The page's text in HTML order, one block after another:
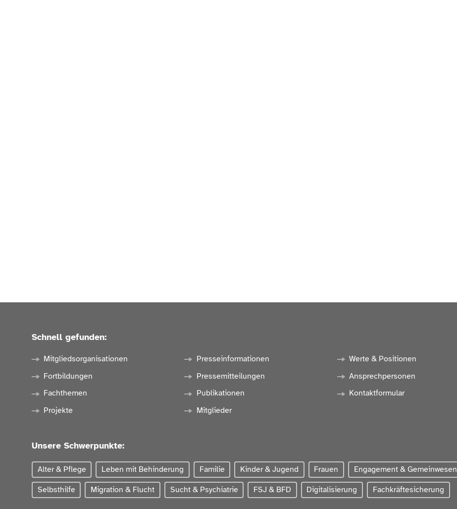
Schnell gefunden:
Mitgliedsorganisationen
Fortbildungen
Fachthemen
Projekte
Presseinformationen
Pressemitteilungen
Publikationen
Mitglieder
Werte & Positionen
Ansprechpersonen
Kontaktformular
Unsere Schwerpunkte:
Alter & Pflege Leben mit Behinderung Familie Kinder & Jugend Frauen Engagement & Gemeinwesen
Selbsthilfe Migration & Flucht Sucht & Psychiatrie FSJ & BFD Digitalisierung Fachkräftesicherung